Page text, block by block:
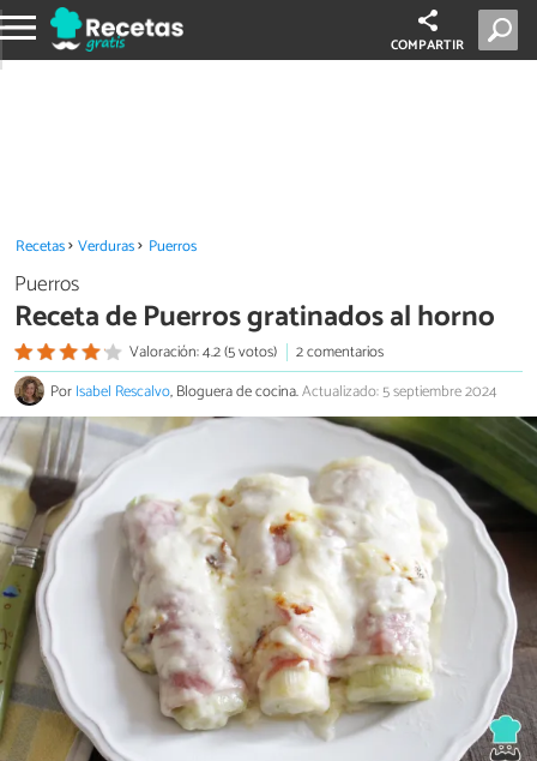
COMPARTIR
Recetas Verduras Puerros
Puerros
Receta de Puerros gratinados al horno
Valoración: 4.2 (5 votos)
2 comentarios
PorIsabel Rescalvo, Bloguera de cocina.Actualizado: 5 septiembre 2024